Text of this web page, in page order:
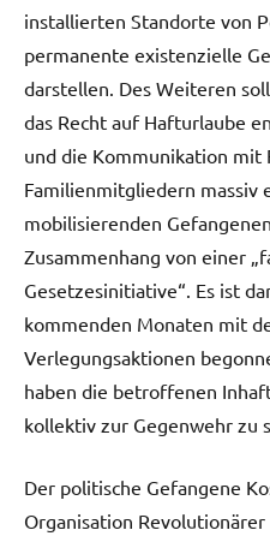
installierten Standorte von
permanente existenzielle
darstellen. Des Weiteren
das Recht auf Hafturlaube
und die Kommunikation mit
Familienmitgliedern massiv
mobilisierenden
Zusammenhang von einer
Gesetzesinitiative“. Es ist
kommenden Monaten mit
Verlegungsaktionen
haben die betroffenen
kollektiv zur Gegenwehr zu
Der politische Gefangene
Organisation Revolutionärer